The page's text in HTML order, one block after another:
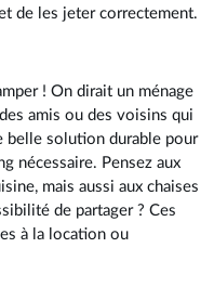
de les jeter correctement.
! On dirait un ménage
amis ou des voisins qui
belle solution durable pour
nécessaire. Pensez aux
mais aussi aux chaises
de partager ? Ces
à la location ou